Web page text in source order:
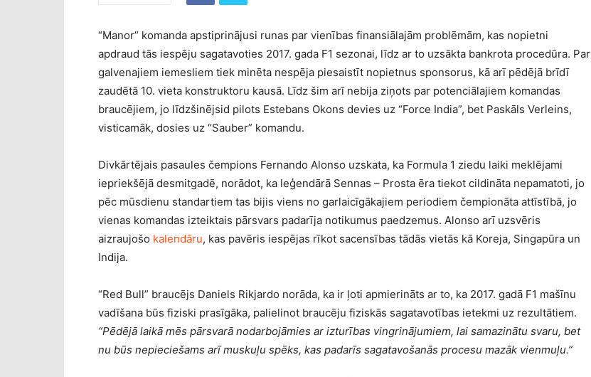
“Manor” komanda apstiprinājusi runas par vienības finansiālajām problēmām, kas nopietni
apdraud tās iespēju sagatavoties 2017. gada F1 sezonai, līdz ar to uzsākta bankrota procedūra. Par
galvenajiem iemesliem tiek minēta nespēja piesaistīt nopietnus sponsorus, kā arī pēdējā brīdī
zaudētā 10. vieta konstruktoru kausā. Līdz šim arī nebija ziņots par potenciālajiem komandas
braucējiem, jo līdzšinējsid pilots Estebans Okons devies uz “Force India”, bet Paskāls Verleins,
visticamāk, dosies uz “Sauber” komandu.
Divkārtējais pasaules čempions Fernando Alonso uzskata, ka Formula 1 ziedu laiki meklējami
iepriekšējā desmitgadē, norādot, ka leģendārā Sennas – Prosta ēra tiekot cildināta nepamatoti, jo
pēc mūsdienu standartiem tas bijis viens no garlaicīgākajiem periodiem čempionāta attīstībā, jo
vienas komandas izteiktais pārsvars padarīja notikumus paedzemus. Alonso arī uzsvēris
aizraujošo kalendāru, kas pavēris iespējas rīkot sacensības tādās vietās kā Koreja, Singapūra un
Indija.
“Red Bull” braucējs Daniels Rikjardo norāda, ka ir ļoti apmierināts ar to, ka 2017. gadā F1 mašīnu
vadīšana būs fiziski prasīgāka, palielinot braucēju fiziskās sagatavotības ietekmi uz rezultātiem.
“Pēdējā laikā mēs pārsvarā nodarbojāmies ar izturības vingrinājumiem, lai samazinātu svaru, bet
nu būs nepieciešams arī muskuļu spēks, kas padarīs sagatavošanās procesu mazāk vienmuļu.”